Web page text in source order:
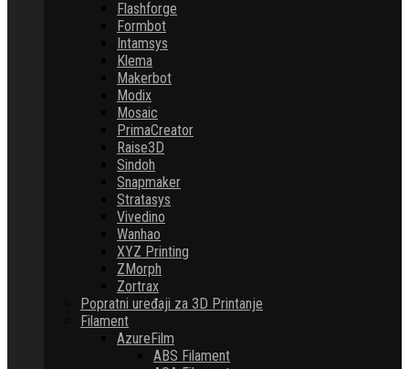
Flashforge
Formbot
Intamsys
Klema
Makerbot
Modix
Mosaic
PrimaCreator
Raise3D
Sindoh
Snapmaker
Stratasys
Vivedino
Wanhao
XYZ Printing
ZMorph
Zortrax
Popratni uređaji za 3D Printanje
Filament
AzureFilm
ABS Filament